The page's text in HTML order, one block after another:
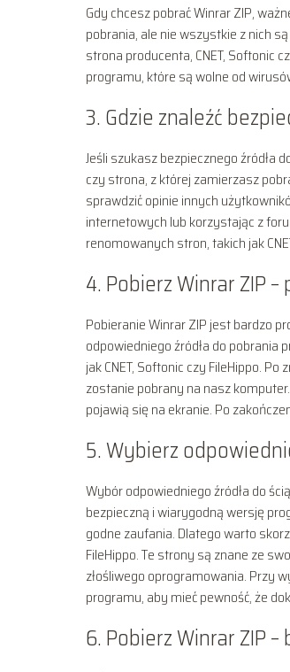
Gdy chcesz pobrać Winrar ZIP,
pobrania, ale nie wszystkie z nich
strona producenta, CNET, Softonic
programu, które są wolne od
3. Gdzie znaleźć
Jeśli szukasz bezpiecznego źródła
czy strona, z której zamierzasz
sprawdzić opinie innych
internetowych lub korzystając z
renomowanych stron, takich jak
4. Pobierz Winrar ZIP
Pobieranie Winrar ZIP jest bardzo
odpowiedniego źródła do
jak CNET, Softonic czy FileHippo.
zostanie pobrany na nasz
pojawią się na ekranie. Po
5. Wybierz
Wybór odpowiedniego źródła do
bezpieczną i wiarygodną wersję
godne zaufania. Dlatego warto
FileHippo. Te strony są znane ze
złośliwego oprogramowania. Przy
programu, aby mieć pewność, że
6. Pobierz Winrar ZIP